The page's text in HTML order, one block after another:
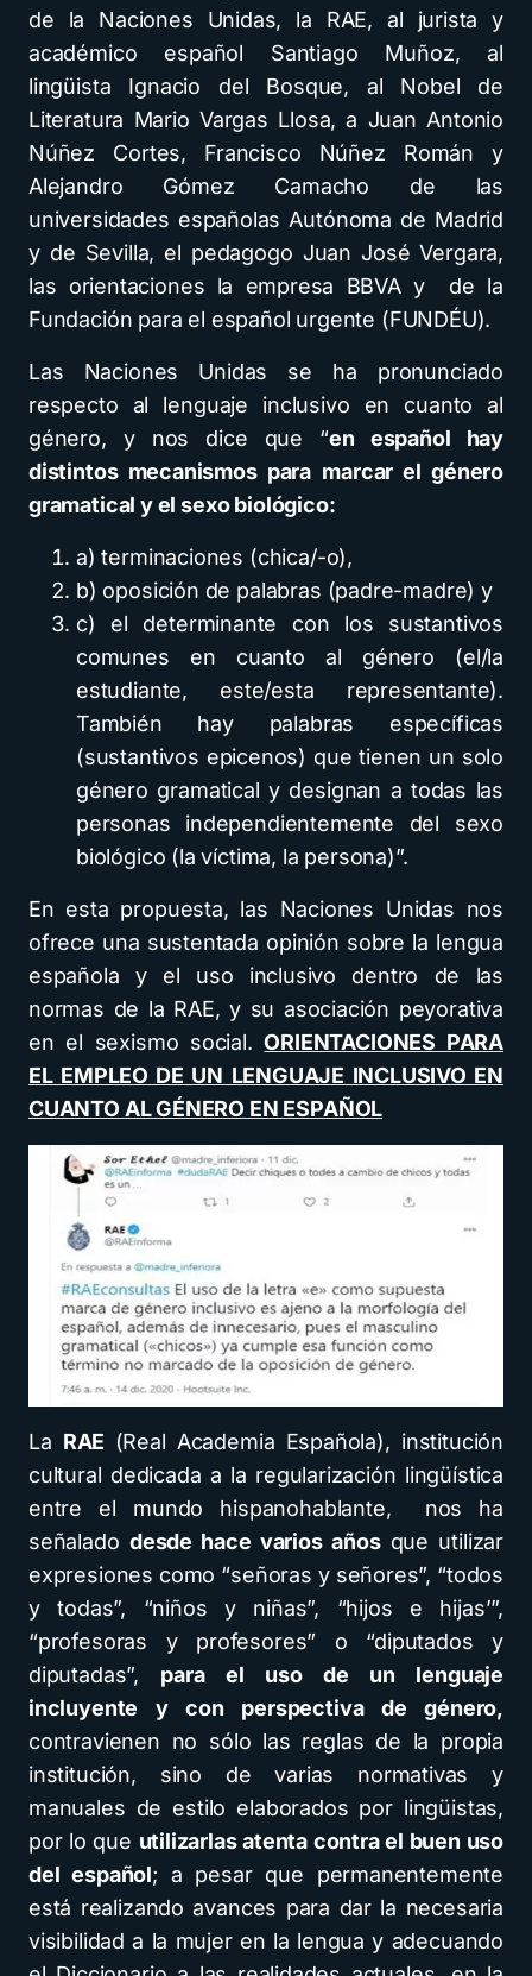
de la Naciones Unidas, la RAE, al jurista y
académico español Santiago Muñoz, al
lingüista Ignacio del Bosque, al Nobel de
Literatura Mario Vargas Llosa, a Juan Antonio
Núñez Cortes, Francisco Núñez Román y
Alejandro Gómez Camacho de las
universidades españolas Autónoma de Madrid
y de Sevilla, el pedagogo Juan José Vergara,
las orientaciones la empresa BBVA y de la
Fundación para el español urgente (FUNDÉU).
Las Naciones Unidas se ha pronunciado
respecto al lenguaje inclusivo en cuanto al
género, y nos dice que “en español hay
distintos mecanismos para marcar el género
gramatical y el sexo biológico:
a) terminaciones (chica/-o),
b) oposición de palabras (padre-madre) y
c) el determinante con los sustantivos
comunes en cuanto al género (el/la
estudiante, este/esta representante).
También hay palabras específicas
(sustantivos epicenos) que tienen un solo
género gramatical y designan a todas las
personas independientemente del sexo
biológico (la víctima, la persona)”.
En esta propuesta, las Naciones Unidas nos
ofrece una sustentada opinión sobre la lengua
española y el uso inclusivo dentro de las
normas de la RAE, y su asociación peyorativa
en el sexismo social.ORIENTACIONES PARA
EL EMPLEO DE UN LENGUAJE INCLUSIVO EN
CUANTO AL GÉNERO EN ESPAÑOL
La RAE (Real Academia Española), institución
cultural dedicada a la regularización lingüística
entre el mundo hispanohablante, nos ha
señalado desde hace varios añosque utilizar
expresiones como “señoras y señores”, “todos
y todas”, “niños y niñas”, “hijos e hijas’”,
“profesoras y profesores” o “diputados y
diputadas”, para el uso de un lenguaje
incluyente y con perspectiva de género,
contravienen no sólo las reglas de la propia
institución, sino de varias normativas y
manuales de estilo elaborados por lingüistas,
por lo que utilizarlas atenta contra el buen uso
del español; a pesar que permanentemente
está realizando avances para dar la necesaria
visibilidad a la mujer en la lengua y adecuando